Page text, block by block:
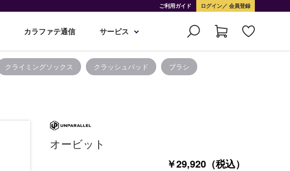
ご利用ガイド ログイン 会員登録
カラファテ通信 サービス
クライミングソックス クラッシュパッド ブラシ
オービット
￥29,920（税込）